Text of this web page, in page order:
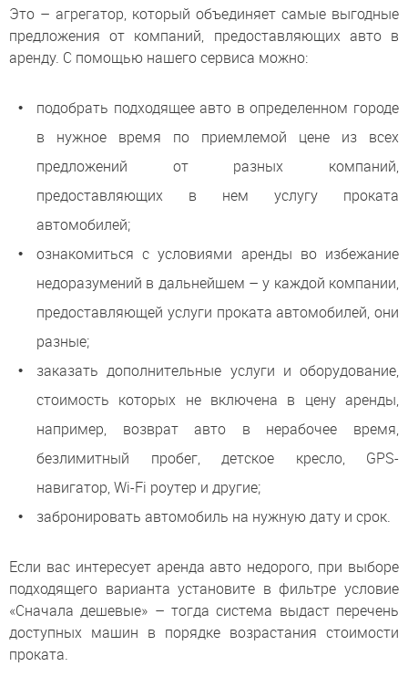
Это – агрегатор, который объединяет самые выгодные
предложения от компаний, предоставляющих авто в
аренду. С помощью нашего сервиса можно:
подобрать подходящее авто в определенном городе
в нужное время по приемлемой цене из всех
предложений от разных компаний,
предоставляющих в нем услугу проката
автомобилей;
ознакомиться с условиями аренды во избежание
недоразумений в дальнейшем – у каждой компании,
предоставляющей услуги проката автомобилей, они
разные;
заказать дополнительные услуги и оборудование,
стоимость которых не включена в цену аренды,
например, возврат авто в нерабочее время,
безлимитный пробег, детское кресло, GPS-
навигатор, Wi-Fi роутер и другие;
забронировать автомобиль на нужную дату и срок.
Если вас интересует аренда авто недорого, при выборе
подходящего варианта установите в фильтре условие
«Сначала дешевые» – тогда система выдаст перечень
доступных машин в порядке возрастания стоимости
проката.